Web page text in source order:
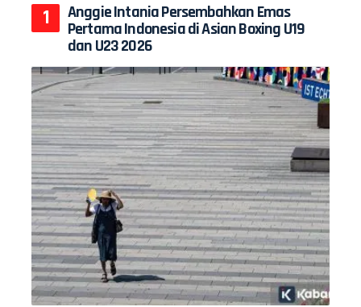
Anggie Intania Persembahkan Emas
Pertama Indonesia di Asian Boxing U19
dan U23 2026